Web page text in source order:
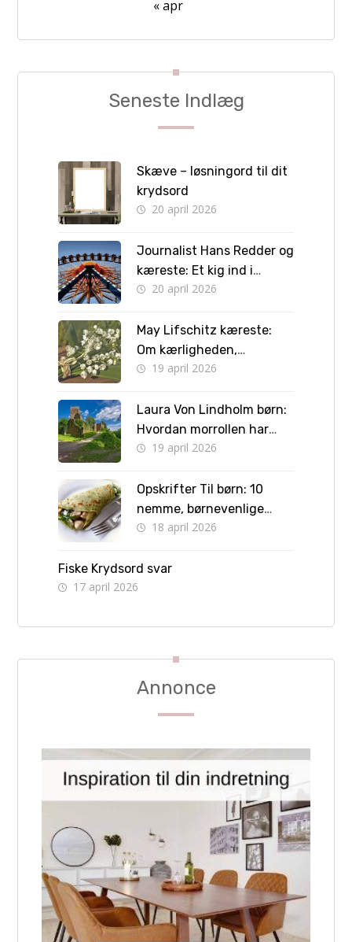
« apr
Seneste Indlæg
Skæve – løsningord til dit
krydsord
20 april 2026
Journalist Hans Redder og
kæreste: Et kig ind i
privatlivet bag skærmen
20 april 2026
May Lifschitz kæreste:
Om kærligheden,
forlovelsen og vejen til
19 april 2026
Laura Von Lindholm børn:
Hvordan morrollen har
formet hendes liv
19 april 2026
Opskrifter Til børn: 10
nemme, børnevenlige
retter børn kan lave selv
18 april 2026
Fiske Krydsord svar
17 april 2026
Annonce